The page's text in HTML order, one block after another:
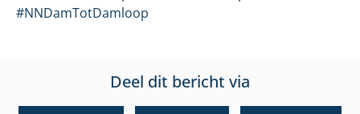
#NNDamTotDamloop
Deel dit bericht via